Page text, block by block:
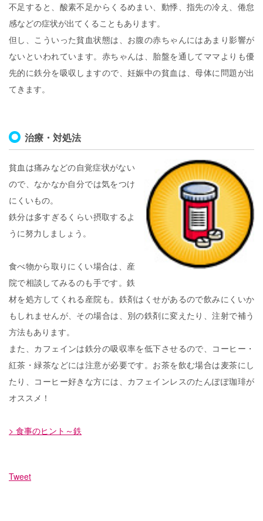
不足すると、酸素不足からくるめまい、動悸、指先の冷え、倦怠
感などの症状が出てくることもあります。
但し、こういった貧血状態は、お腹の赤ちゃんにはあまり影響が
ないといわれています。赤ちゃんは、胎盤を通してママよりも優
先的に鉄分を吸収しますので、妊娠中の貧血は、母体に問題が出
てきます。
治療・対処法
貧血は痛みなどの自覚症状がない
ので、なかなか自分では気をつけ
にくいもの。
鉄分は多すぎるくらい摂取するよ
うに努力しましょう。
食べ物から取りにくい場合は、産
院で相談してみるのも手です。鉄
材を処方してくれる産院も。鉄剤はくせがあるので飲みにくいか
もしれませんが、その場合は、別の鉄剤に変えたり、注射で補う
方法もあります。
また、カフェインは鉄分の吸収率を低下させるので、コーヒー・
紅茶・緑茶などには注意が必要です。お茶を飲む場合は麦茶にし
たり、コーヒー好きな方には、カフェインレスのたんぽぽ珈琲が
オススメ！
> 食事のヒント～鉄
Tweet